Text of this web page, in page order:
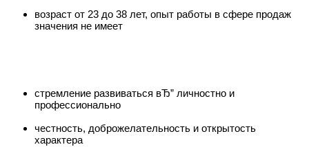
возраст от 23 до 38 лет, опыт работы в сфере продаж
значения не имеет
стремление развиваться вЂ” личностно и
профессионально
честность, доброжелательность и открытость
характера